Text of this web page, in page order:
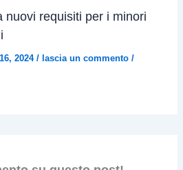
nuovi requisiti per i minori
2024/ lascia un commento /